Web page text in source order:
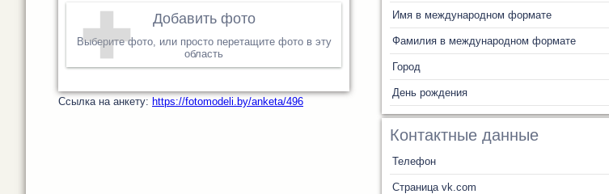
Добавить фото
Выберите фото, или просто перетащите фото в эту
область
Cсылка на анкету: https://fotomodeli.by/anketa/496
Имя в международном формате
Фамилия в международном формате
Город
День рождения
Контактные данные
Телефон
Страница vk.com